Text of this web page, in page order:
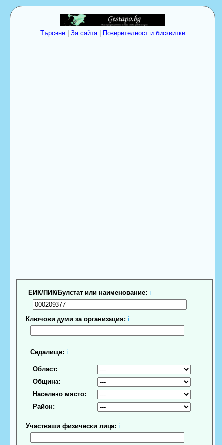
Търсене| За сайта| Поверителност и бисквитки
ЕИК/ПИК/Булстат или наименование: ℹ
Ключови думи за организация: ℹ
Седалище: ℹ
Област:
Община:
Населено място:
Район:
Участващи физически лица: ℹ